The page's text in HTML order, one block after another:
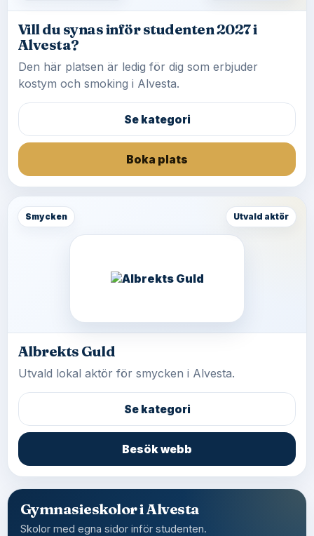
Vill du synas inför studenten 2027 i
Alvesta?
Den här platsen är ledig för dig som erbjuder
kostym och smoking i Alvesta.
Se kategori
Boka plats
Smycken Utvald aktör
Albrekts Guld
Utvald lokal aktör för smycken i Alvesta.
Se kategori
Besök webb
Gymnasieskolor i Alvesta
Skolor med egna sidor inför studenten.